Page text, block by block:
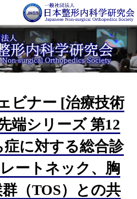
ビナー [治療技術
端シリーズ 第12
症に対する総合診
ートネック、胸
（TOS）との共